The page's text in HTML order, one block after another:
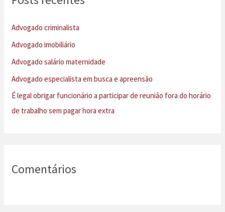
i
p
o
r
:
Advogado criminalista
Advogado imobiliário
Advogado salário maternidade
Advogado especialista em busca e apreensão
É legal obrigar funcionário a participar de reunião fora do horário
de trabalho sem pagar hora extra
Comentários